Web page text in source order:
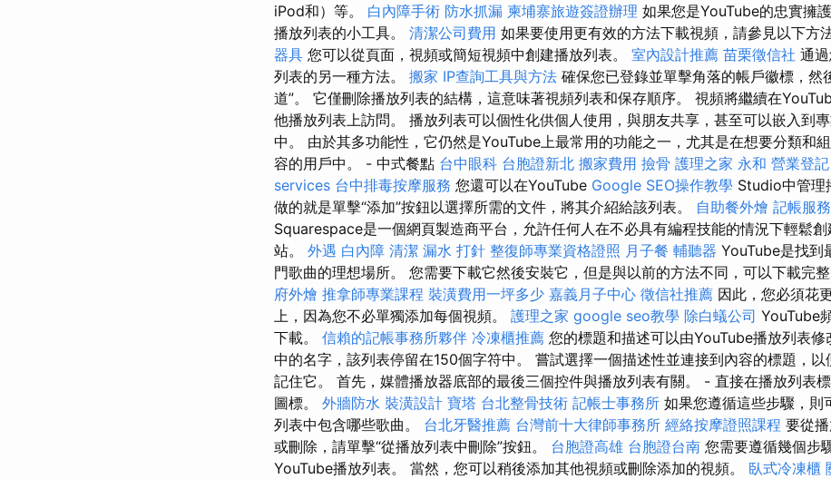
iPod和）等。 白內障手術 防水抓漏 柬埔寨旅遊簽證辦理 如果您是YouTube的忠實擁
播放列表的小工具。 清潔公司費用 如果要使用更有效的方法下載視頻，請參見以下方
器具 您可以從頁面，視頻或簡短視頻中創建播放列表。 室內設計推薦 苗栗徵信社 通
列表的另一種方法。 搬家 IP查詢工具與方法 確保您已登錄並單擊角落的帳戶徽標，然
道”。 它僅刪除播放列表的結構，這意味著視頻列表和保存順序。 視頻將繼續在
他播放列表上訪問。 播放列表可以個性化供個人使用，與朋友共享，甚至可以嵌入到
中。 由於其多功能性，它仍然是YouTube上最常用的功能之一，尤其是在想要分類和
容的用戶中。 - 中式餐點 台中眼科 台胞證新北 搬家費用 撿骨 護理之家 永和 營業登記
services 台中排毒按摩服務 您還可以在YouTube Google SEO操作教學 Studio中管理
做的就是單擊“添加”按鈕以選擇所需的文件，將其介紹給該列表。 自助餐外燴 記帳服
Squarespace是一個網頁製造商平台，允許任何人在不必具有編程技能的情況下輕鬆
站。 外遇 白內障 清潔 漏水 打針 整復師專業資格證照 月子餐 輔聽器 YouTube是找到
門歌曲的理想場所。 您需要下載它然後安裝它，但是與以前的方法不同，可以下載完
府外燴 推拿師專業課程 裝潢費用一坪多少 嘉義月子中心 徵信社推薦 因此，您必須花
上，因為您不必單獨添加每個視頻。 護理之家 google seo教學 除白蟻公司 YouTube
下載。 信賴的記帳事務所夥伴 冷凍櫃推薦 您的標題和描述可以由YouTube播放列表修
中的名字，該列表停留在150個字符中。 嘗試選擇一個描述性並連接到內容的標題，以
記住它。 首先，媒體播放器底部的最後三個控件與播放列表有關。 - 直接在播放列表
圖標。 外牆防水 裝潢設計 寶塔 台北整骨技術 記帳士事務所 如果您遵循這些步驟，則
列表中包含哪些歌曲。 台北牙醫推薦 台灣前十大律師事務所 經絡按摩證照課程 要從
或刪除，請單擊“從播放列表中刪除”按鈕。 台胞證高雄 台胞證台南 您需要遵循幾個步
YouTube播放列表。 當然，您可以稍後添加其他視頻或刪除添加的視頻。 臥式冷凍櫃